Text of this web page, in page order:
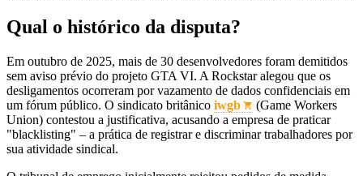
Qual o histórico da disputa?
Em outubro de 2025, mais de 30 desenvolvedores foram demitidos
sem aviso prévio do projeto GTA VI. A Rockstar alegou que os
desligamentos ocorreram por vazamento de dados confidenciais em
um fórum público. O sindicato britânico iwgb
(Game Workers
Union) contestou a justificativa, acusando a empresa de praticar
"blacklisting" – a prática de registrar e discriminar trabalhadores por
sua atividade sindical.